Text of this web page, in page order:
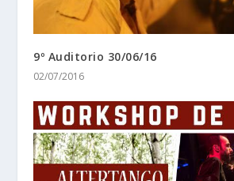
9º Auditorio 30/06/16
02/07/2016